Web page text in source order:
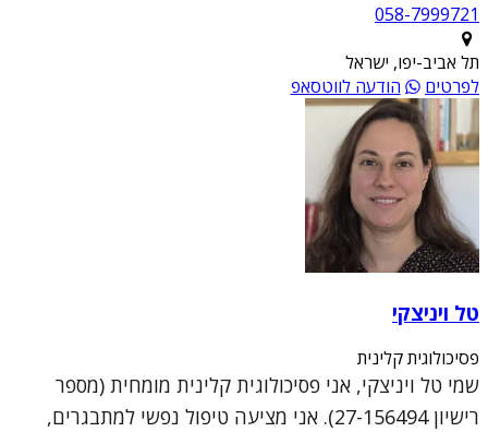
תל אביב-יפו, ישראל
לפרטים
הודעה לווטסאפ
טל ויניצקי
פסיכולוגית קלינית
שמי טל ויניצקי, אני פסיכולוגית קלינית מומחית (מספר
רישיון 27-156494). אני מציעה טיפול נפשי למתבגרים,